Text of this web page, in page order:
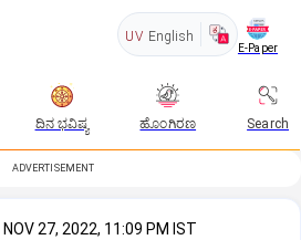
UV English
E-Paper
ದಿನ ಭವಿಷ್ಯ ಹೊಂಗಿರಣ Search
ADVERTISEMENT
NOV 27, 2022, 11:09 PM IST